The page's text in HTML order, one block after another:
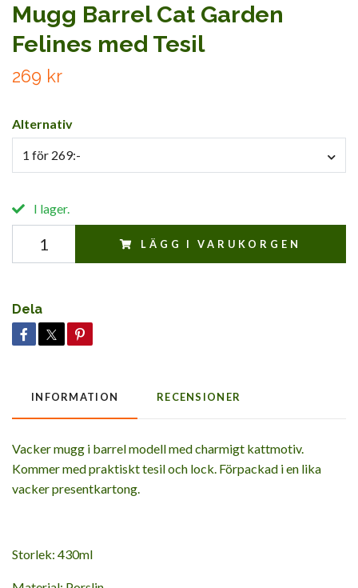
Mugg Barrel Cat Garden
Felines med Tesil
269 kr
Alternativ
1 för 269:-
I lager.
LÄGG I VARUKORGEN
Dela
INFORMATION RECENSIONER
Vacker mugg i barrel modell med charmigt kattmotiv.
Kommer med praktiskt tesil och lock. Förpackad i en lika
vacker presentkartong.
Storlek: 430ml